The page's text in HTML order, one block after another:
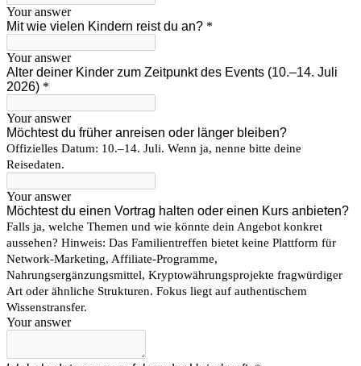
Your answer
Mit wie vielen Kindern reist du an? *
Your answer
Alter deiner Kinder zum Zeitpunkt des Events (10.–14. Juli
2026) *
Your answer
Möchtest du früher anreisen oder länger bleiben?
Offizielles Datum: 10.–14. Juli. Wenn ja, nenne bitte deine
Reisedaten.
Your answer
Möchtest du einen Vortrag halten oder einen Kurs anbieten?
Falls ja, welche Themen und wie könnte dein Angebot konkret
aussehen? Hinweis: Das Familientreffen bietet keine Plattform für
Network-Marketing, Affiliate-Programme,
Nahrungsergänzungsmittel, Kryptowährungsprojekte fragwürdiger
Art oder ähnliche Strukturen. Fokus liegt auf authentischem
Wissenstransfer.
Your answer